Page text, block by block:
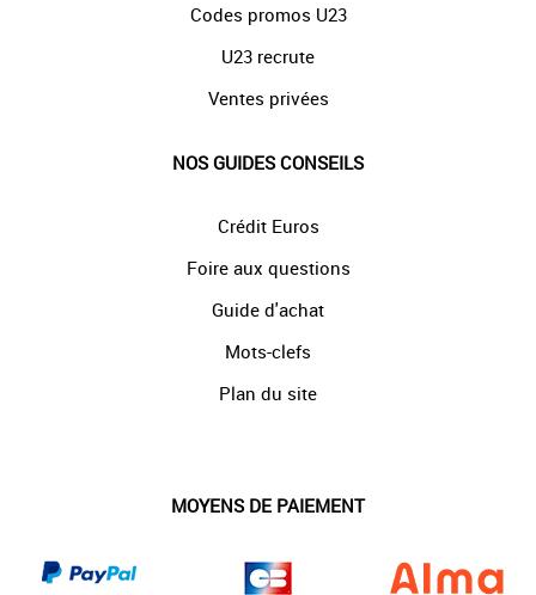
Codes promos U23
U23 recrute
Ventes privées
NOS GUIDES CONSEILS
Crédit Euros
Foire aux questions
Guide d'achat
Mots-clefs
Plan du site
MOYENS DE PAIEMENT